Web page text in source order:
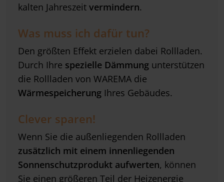
kalten Jahreszeit vermindern.
Was muss ich dafür tun?
Den größten Effekt erzielen dabei Rollladen.
Durch Ihre spezielle Dämmung unterstützen
die Rollladen von WAREMA die
Wärmespeicherung Ihres Gebäudes.
Clever sparen!
Wenn Sie die außenliegenden Rollladen
zusätzlich mit einem innenliegenden
Sonnenschutzprodukt aufwerten, können
Sie einen größeren Teil der Heizenergie